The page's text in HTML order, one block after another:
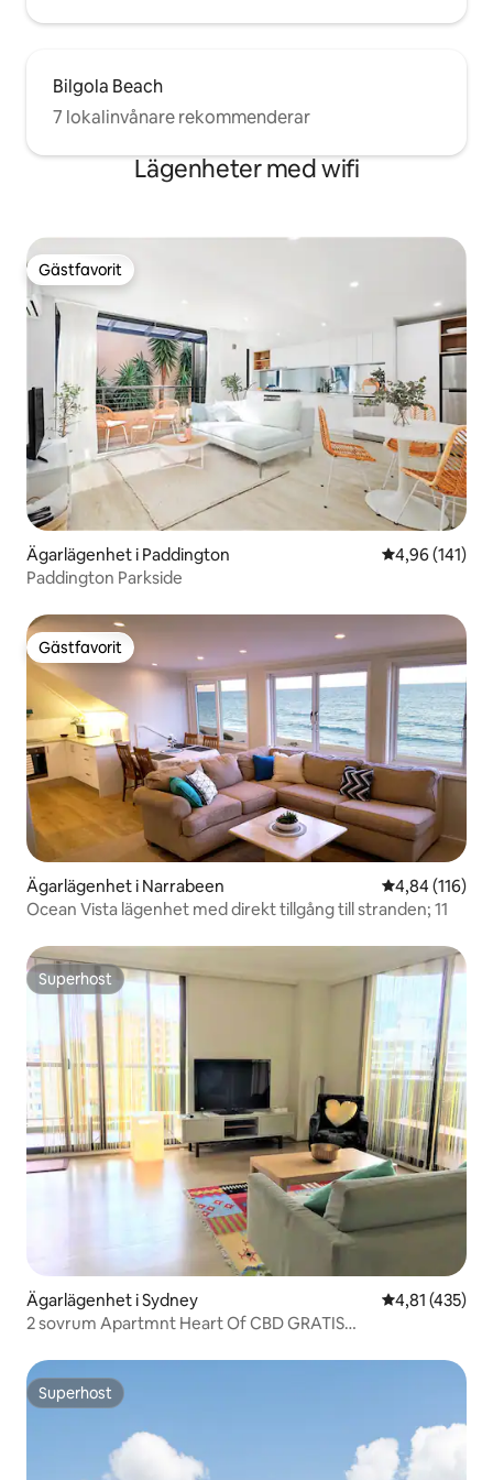
Bilgola Beach
7 lokalinvånare rekommenderar
Lägenheter med wifi
Gästfavorit
Gästfavorit
Ägarlägenhet i Paddington 4,96 av 5 i
4,96 (141)
Paddington Parkside
Gästfavorit
Gästfavorit
Ägarlägenhet i Narrabeen 4,84 av 5 i
4,84 (116)
Ocean Vista lägenhet med direkt tillgång till stranden; 11
Superhost
Superhost
Ägarlägenhet i Sydney 4,81 av 5 i
4,81 (435)
2 sovrum Apartmnt Heart Of CBD GRATIS
Superhost
Superhost